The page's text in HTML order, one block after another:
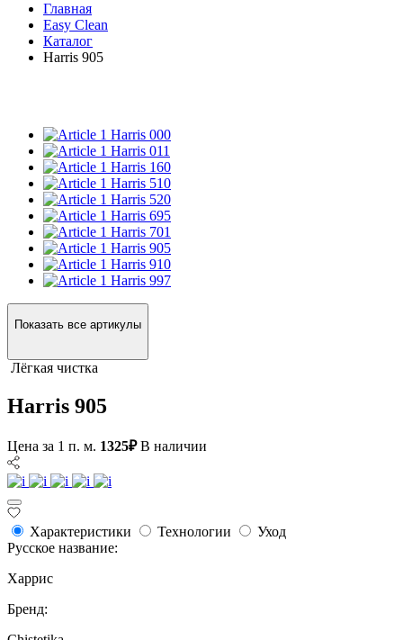
Главная
Easy Clean
Каталог
Harris 905
Harris 000
Harris 011
Harris 160
Harris 510
Harris 520
Harris 695
Harris 701
Harris 905
Harris 910
Harris 997
Показать все артикулы
Лёгкая чистка
Harris 905
Цена за 1 п. м. 1325₽ В наличии
Характеристики Технологии
Уход
Русское название:
Харрис
Бренд: